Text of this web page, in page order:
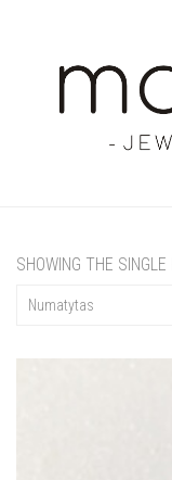
SHOWING THE SINGLE
Numatytas